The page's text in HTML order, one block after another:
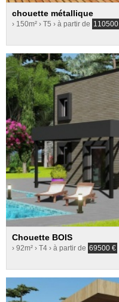
chouette métallique
› 150m² › T5 › à partir de 110500
Chouette BOIS
› 92m² › T4 › à partir de 69500 €